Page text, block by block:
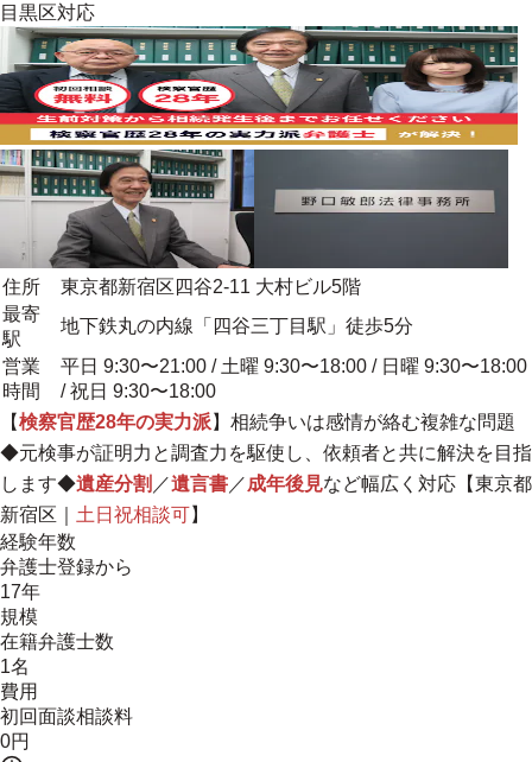
目黒区対応
住所
東京都新宿区四谷2-11 大村ビル5階
最寄
駅
地下鉄丸の内線「四谷三丁目駅」徒歩5分
営業
時間
平日 9:30〜21:00 / 土曜 9:30〜18:00 / 日曜 9:30〜18:00
/ 祝日 9:30〜18:00
【検察官歴28年の実力派】相続争いは感情が絡む複雑な問題
◆元検事が証明力と調査力を駆使し、依頼者と共に解決を目指
します◆遺産分割 ／遺言書 ／成年後見など幅広く対応【東京都
新宿区｜ 土日祝相談可】
経験年数
弁護士登録から
17年
規模
在籍弁護士数
1名
費用
初回面談相談料
0円